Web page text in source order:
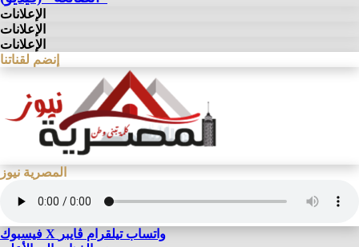
الإعلانات
الإعلانات
الإعلانات
إنضم لقناتنا
المصرية نيوز
فيسبوك X واتساب تيلقرام ڤايبر